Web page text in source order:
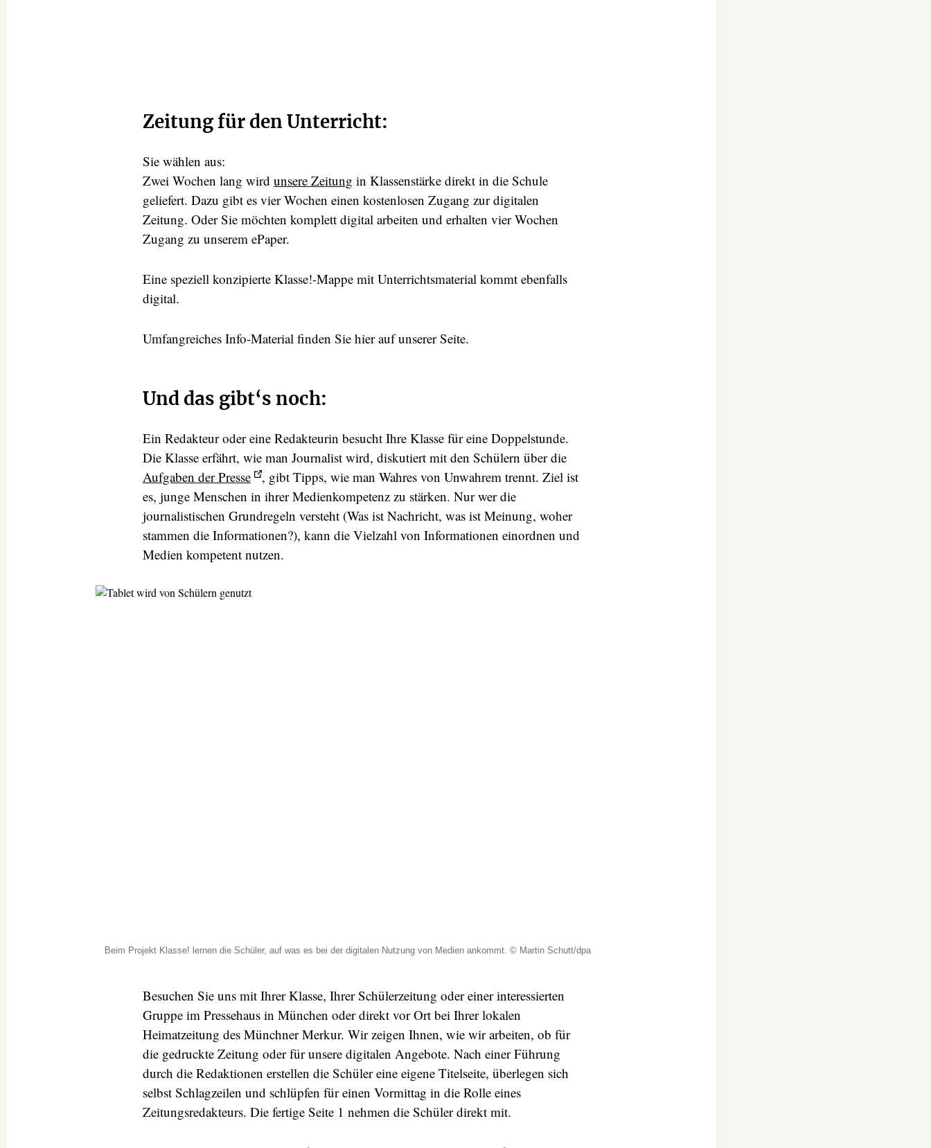
Zeitung für den Unterricht:
Sie wählen aus:
Zwei Wochen lang wird unsere Zeitung in Klassenstärke direkt in die Schule
geliefert. Dazu gibt es vier Wochen einen kostenlosen Zugang zur digitalen
Zeitung. Oder Sie möchten komplett digital arbeiten und erhalten vier Wochen
Zugang zu unserem ePaper.
Eine speziell konzipierte Klasse!-Mappe mit Unterrichtsmaterial kommt ebenfalls
digital.
Umfangreiches Info-Material finden Sie hier auf unserer Seite.
Und das gibt‘s noch:
Ein Redakteur oder eine Redakteurin besucht Ihre Klasse für eine Doppelstunde.
Die Klasse erfährt, wie man Journalist wird, diskutiert mit den Schülern über die
Aufgaben der Presse
, gibt Tipps, wie man Wahres von Unwahrem trennt. Ziel ist
es, junge Menschen in ihrer Medienkompetenz zu stärken. Nur wer die
journalistischen Grundregeln versteht (Was ist Nachricht, was ist Meinung, woher
stammen die Informationen?), kann die Vielzahl von Informationen einordnen und
Medien kompetent nutzen.
Beim Projekt Klasse! lernen die Schüler, auf was es bei der digitalen Nutzung von Medien ankommt. © Martin Schutt/dpa
Besuchen Sie uns mit Ihrer Klasse, Ihrer Schülerzeitung oder einer interessierten
Gruppe im Pressehaus in München oder direkt vor Ort bei Ihrer lokalen
Heimatzeitung des Münchner Merkur. Wir zeigen Ihnen, wie wir arbeiten, ob für
die gedruckte Zeitung oder für unsere digitalen Angebote. Nach einer Führung
durch die Redaktionen erstellen die Schüler eine eigene Titelseite, überlegen sich
selbst Schlagzeilen und schlüpfen für einen Vormittag in die Rolle eines
Zeitungsredakteurs. Die fertige Seite 1 nehmen die Schüler direkt mit.